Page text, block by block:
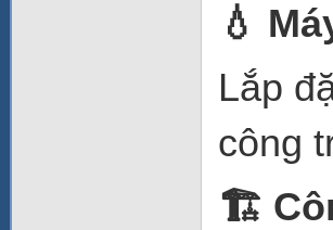
💧
Lắp
công
🏗